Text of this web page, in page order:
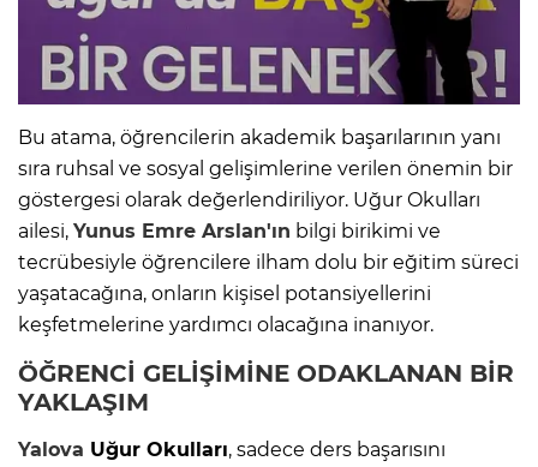
Bu atama, öğrencilerin akademik başarılarının yanı
sıra ruhsal ve sosyal gelişimlerine verilen önemin bir
göstergesi olarak değerlendiriliyor. Uğur Okulları
ailesi, Yunus Emre Arslan'ın bilgi birikimi ve
tecrübesiyle öğrencilere ilham dolu bir eğitim süreci
yaşatacağına, onların kişisel potansiyellerini
keşfetmelerine yardımcı olacağına inanıyor.
ÖĞRENCİ GELİŞİMİNE ODAKLANAN BİR
YAKLAŞIM
Yalova Uğur Okulları, sadece ders başarısını